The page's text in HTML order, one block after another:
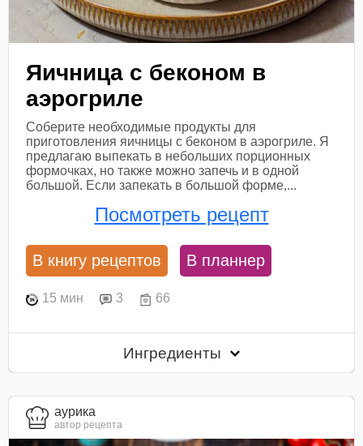
Яичница с беконом в
аэрогриле
Соберите необходимые продукты для
приготовления яичницы с беконом в аэрогриле. Я
предлагаю выпекать в небольших порционных
формочках, но также можно запечь и в одной
большой. Если запекать в большой форме,...
Посмотреть рецепт
В книгу рецептов В планнер
15 мин 3 66
Ингредиенты
aурика
автор рецепта